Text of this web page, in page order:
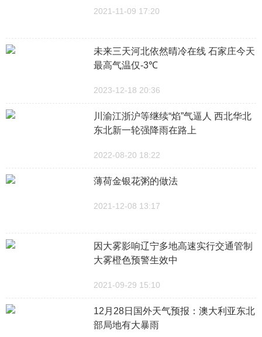
2021-11-09 17:20
未来三天河北依然晴冷在线 石家庄今天
最高气温仅-3℃
2023-12-18 20:36
川渝江浙沪等继续“焰”气逼人 西北华北
东北新一轮强降雨在路上
2022-08-20 18:22
薄荷金银花粥的做法
2021-12-08 13:17
因大雾影响辽宁多地高速实行交通管制
大雾橙色预警生效中
2021-09-29 15:10
12月28日国外天气预报：澳大利亚东北
部局地有大暴雨